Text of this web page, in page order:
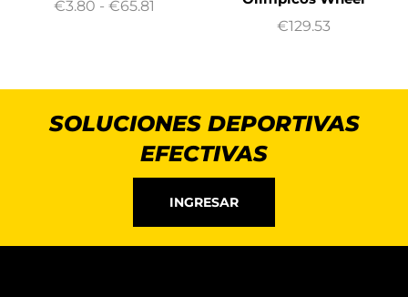
€3.80 - €65.81
€129.53
SOLUCIONES DEPORTIVAS
EFECTIVAS
INGRESAR